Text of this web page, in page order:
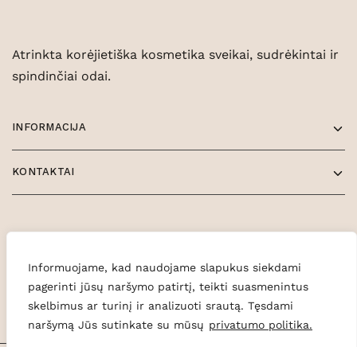
Informuojame, kad naudojame slapukus siekdami
pagerinti jūsų naršymo patirtį, teikti suasmenintus
skelbimus ar turinį ir analizuoti srautą. Tęsdami
naršymą Jūs sutinkate su mūsų privatumo politika.
Atrinkta korėjietiška kosmetika sveikai, sudrėkintai ir
spindinčiai odai.
INFORMACIJA
KONTAKTAI